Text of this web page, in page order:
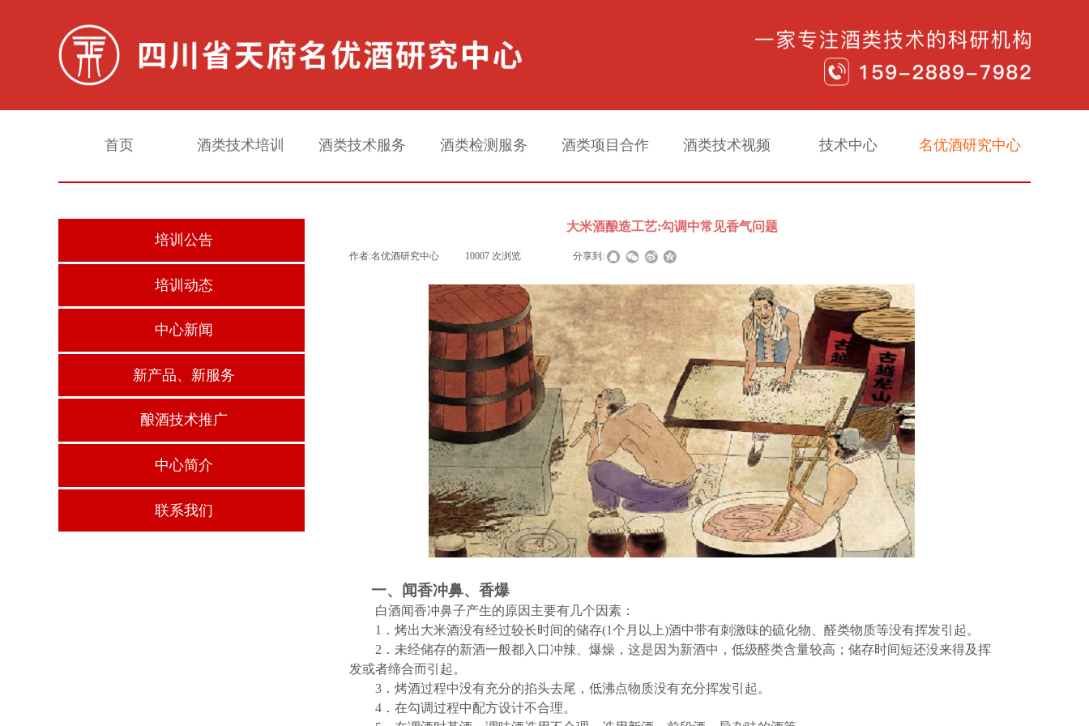
首页 酒类技术培训 酒类技术服务 酒类检测服务 酒类项目合作 酒类技术视频 技术中心 名优酒研究中心
大米酒酿造工艺:勾调中常见香气问题
作者:名优酒研究中心 10007 次浏览 分享到:
一、闻香冲鼻、香爆
白酒闻香冲鼻子产生的原因主要有几个因素：
1． 烤出大米酒没有经过较长时间的储存(1个月以上)酒中带有刺激味的硫化物、醛类物质等没有挥发引起。
2． 未经储存的新酒一般都入口冲辣、爆燥，这是因为新酒中，低级醛类含量较高；储存时间短还没来得及挥
发或者缔合而引起。
3． 烤酒过程中没有充分的掐头去尾，低沸点物质没有充分挥发引起。
4． 在勾调过程中配方设计不合理。
培训公告
培训动态
中心新闻
新产品、新服务
酿酒技术推广
中心简介
联系我们